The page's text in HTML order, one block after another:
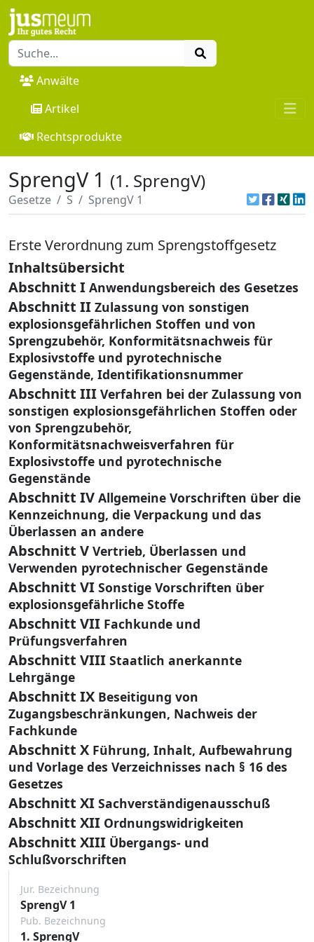
Anwälte
Artikel
Rechtsprodukte
SprengV 1 (1. SprengV)
Gesetze S SprengV 1
Erste Verordnung zum Sprengstoffgesetz
Inhaltsübersicht
Abschnitt I Anwendungsbereich des Gesetzes
Abschnitt II Zulassung von sonstigen
explosionsgefährlichen Stoffen und von
Sprengzubehör, Konformitätsnachweis für
Explosivstoffe und pyrotechnische
Gegenstände, Identifikationsnummer
Abschnitt III Verfahren bei der Zulassung von
sonstigen explosionsgefährlichen Stoffen oder
von Sprengzubehör,
Konformitätsnachweisverfahren für
Explosivstoffe und pyrotechnische
Gegenstände
Abschnitt IV Allgemeine Vorschriften über die
Kennzeichnung, die Verpackung und das
Überlassen an andere
Abschnitt V Vertrieb, Überlassen und
Verwenden pyrotechnischer Gegenstände
Abschnitt VI Sonstige Vorschriften über
explosionsgefährliche Stoffe
Abschnitt VII Fachkunde und
Prüfungsverfahren
Abschnitt VIII Staatlich anerkannte
Lehrgänge
Abschnitt IX Beseitigung von
Zugangsbeschränkungen, Nachweis der
Fachkunde
Abschnitt X Führung, Inhalt, Aufbewahrung
und Vorlage des Verzeichnisses nach § 16 des
Gesetzes
Abschnitt XI Sachverständigenausschuß
Abschnitt XII Ordnungswidrigkeiten
Abschnitt XIII Übergangs- und
Schlußvorschriften
Jur. Bezeichnung
SprengV 1
Pub. Bezeichnung
1. SprengV